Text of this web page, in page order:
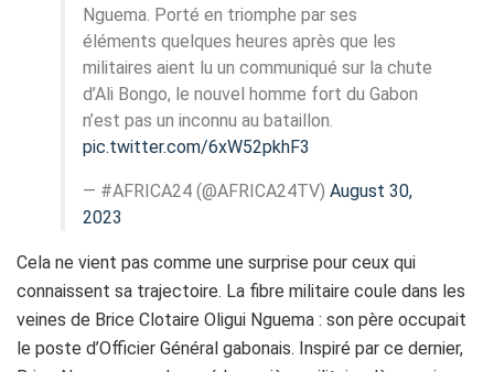
Nguema. Porté en triomphe par ses
éléments quelques heures après que les
militaires aient lu un communiqué sur la chute
d’Ali Bongo, le nouvel homme fort du Gabon
n’est pas un inconnu au bataillon.
pic.twitter.com/6xW52pkhF3
— #AFRICA24 (@AFRICA24TV) August 30,
2023
Cela ne vient pas comme une surprise pour ceux qui
connaissent sa trajectoire. La fibre militaire coule dans les
veines de Brice Clotaire Oligui Nguema : son père occupait
le poste d’Officier Général gabonais. Inspiré par ce dernier,